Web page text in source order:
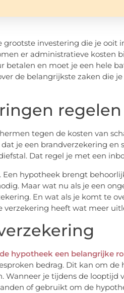
investering die je ooit
er administratieve kosten
betalen en moet je een hele
de belangrijkste zaken die
regelen
tegen de kosten van
je een brandverzekering en
Dat regel je met een
hypotheek brengt
Maar wat nu als je een
En wat als je komt te
verzekering heeft wat meer
hypotheek een belangrijke
bedrag. Dit kan om
Wanneer je tijdens de looptijd
of gebruikt om de